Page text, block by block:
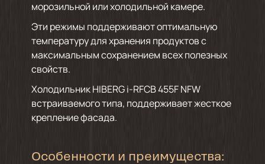
морозильной или холодильной камере.
Эти режимы поддерживают оптимальную
температуру для хранения продуктов с
максимальным сохранением всех полезных
свойств.
Холодильник HIBERG i-RFCB 455F NFW
встраиваемого типа, поддерживает жесткое
крепление фасада.
Особенности и преимущества: